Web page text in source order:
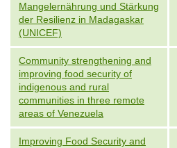
Mangelernährung und Stärkung
der Resilienz in Madagaskar
(UNICEF)
Community strengthening and
improving food security of
indigenous and rural
communities in three remote
areas of Venezuela
Improving Food Security and